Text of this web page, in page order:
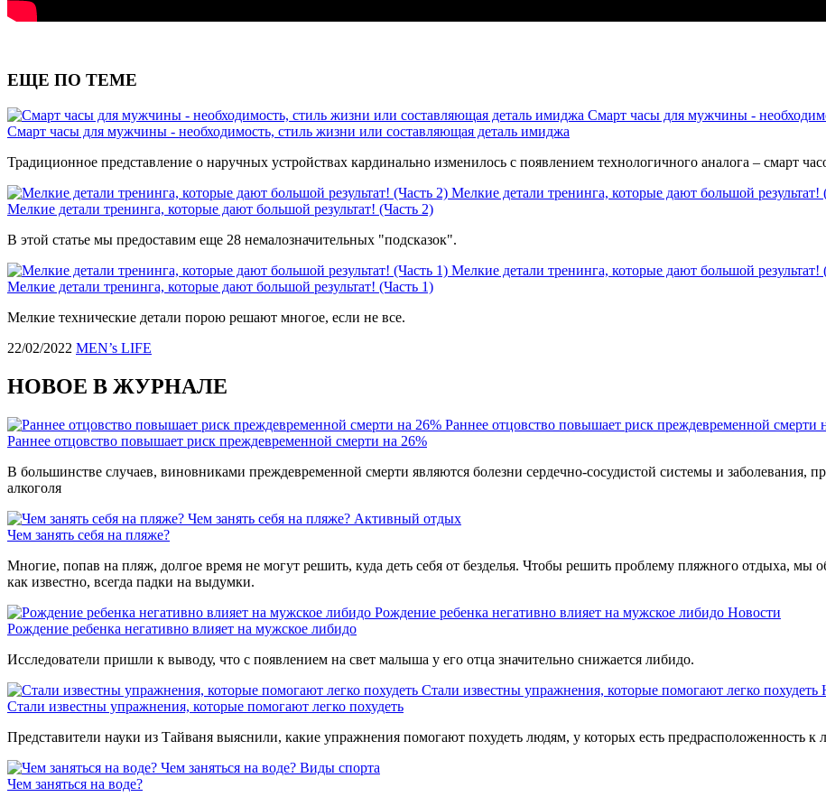
ЕЩЕ ПО ТЕМЕ
Смарт часы для мужчины -
Смарт часы для мужчины - необходимость, стиль жизни или составляющая деталь имиджа
Традиционное представление о наручных устройствах кардинально изменилось с появлением технологичного аналога – смарт
Мелкие детали тренинга, которые дают большой результат!
Мелкие детали тренинга, которые дают большой результат! (Часть 2)
В этой статье мы предоставим еще 28 немалозначительных "подсказок".
Мелкие детали тренинга, которые дают большой результат!
Мелкие детали тренинга, которые дают большой результат! (Часть 1)
Мелкие технические детали порою решают многое, если не все.
22/02/2022 MEN’s LIFE
НОВОЕ В ЖУРНАЛЕ
Раннее отцовство повышает риск преждевременной смерти
Раннее отцовство повышает риск преждевременной смерти на 26%
В большинстве случаев, виновниками преждевременной смерти являются болезни сердечно-сосудистой системы и заболевания,
алкоголя
Чем занять себя на пляже? Активный отдых
Чем занять себя на пляже?
Многие, попав на пляж, долгое время не могут решить, куда деть себя от безделья. Чтобы решить проблему пляжного отдыха, мы
как известно, всегда падки на выдумки.
Рождение ребенка негативно влияет на мужское либидо Новости
Рождение ребенка негативно влияет на мужское либидо
Исследователи пришли к выводу, что с появлением на свет малыша у его отца значительно снижается либидо.
Стали известны упражнения, которые помогают легко похудеть
Стали известны упражнения, которые помогают легко похудеть
Представители науки из Тайваня выяснили, какие упражнения помогают похудеть людям, у которых есть предрасположенность к
Чем заняться на воде? Виды спорта
Чем заняться на воде?